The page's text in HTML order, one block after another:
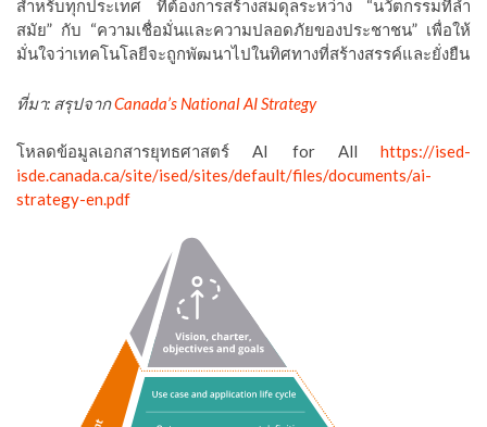
สำหรับทุกประเทศ ที่ต้องการสร้างสมดุลระหว่าง “นวัตกรรมที่ล้ำ
สมัย” กับ “ความเชื่อมั่นและความปลอดภัยของประชาชน” เพื่อให้
มั่นใจว่าเทคโนโลยีจะถูกพัฒนาไปในทิศทางที่สร้างสรรค์และยั่งยืน
ที่มา: สรุปจากCanada’s National AI Strategy
โหลดข้อมูลเอกสารยุทธศาสตร์ AI for All https://ised-
isde.canada.ca/site/ised/sites/default/files/documents/ai-
strategy-en.pdf